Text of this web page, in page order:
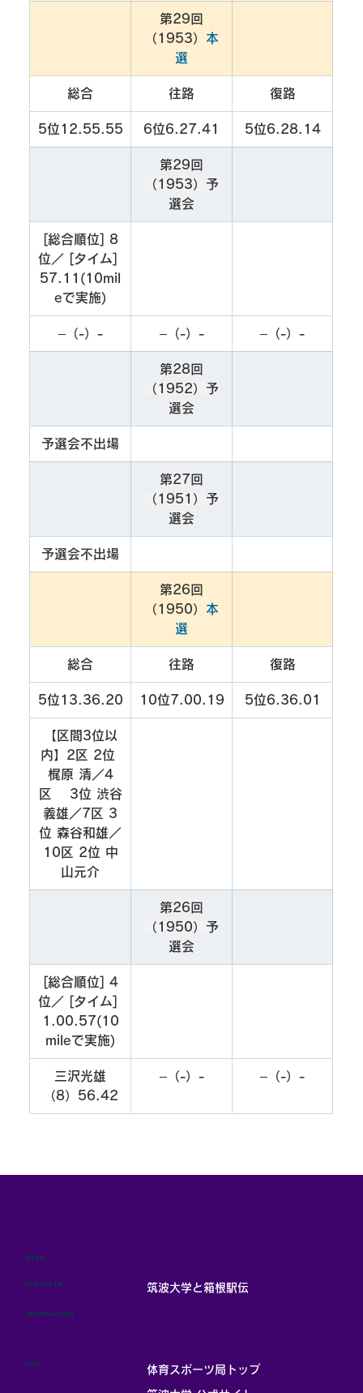
第29回
（1953） 本
選
総合 往路 復路
5位12.55.55 6位6.27.41 5位6.28.14
第29回
（1953）予
選会
[総合順位] 8
位／ [タイム]
57.11(10mil
eで実施)
–（-）- –（-）- –（-）-
第28回
（1952）予
選会
予選会不出場
第27回
（1951）予
選会
予選会不出場
第26回
（1950） 本
選
総合 往路 復路
5位13.36.20 10位7.00.19 5位6.36.01
【区間3位以
内】2区 2位
梶原 清／4
区　 3位 渋谷
義雄／7区 3
位 森谷和雄／
10区 2位 中
山元介
第26回
（1950）予
選会
[総合順位] 4
位／ [タイム]
1.00.57(10
mileで実施)
三沢光雄
（8）56.42
–（-）- –（-）-
MENU
筑波大学と箱根駅伝
CONTENTS
INFORMATION
体育スポーツ局トップ
LINK